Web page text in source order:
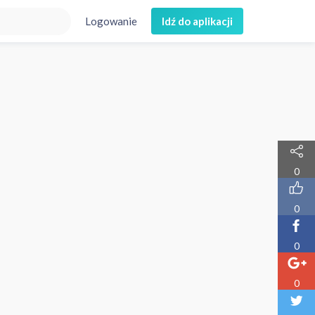
Logowanie Idź do aplikacji
0
0
0
0